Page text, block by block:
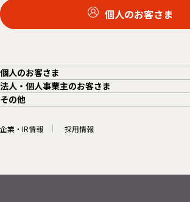
個人のお客さま
個人のお客さま
法人・個人事業主のお客さま
その他
企業・IR情報 採用情報